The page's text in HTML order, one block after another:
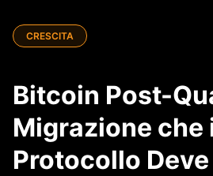
CRESCITA
Bitcoin Post-
Migrazione che
Protocollo Deve